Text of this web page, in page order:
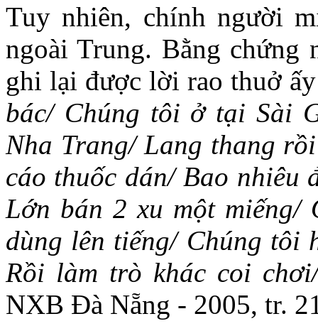
Tuy nhiên, chính người
ngoài Trung. Bằng chứng
ghi lại được lời rao thuở
bác/ Chúng tôi ở tại Sài
Nha Trang/ Lang thang
cáo thuốc dán/ Bao nhiêu
Lớn bán 2 xu một miếng/
dùng lên tiếng/ Chúng tôi
Rồi làm trò khác coi
NXB Đà Nẵng - 2005, tr.